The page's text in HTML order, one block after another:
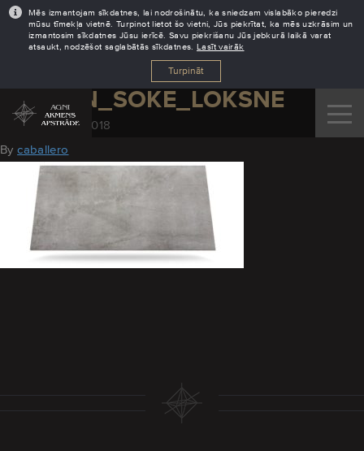
Mēs izmantojam sīkdatnes, lai nodrošinātu, ka sniedzam vislabāko pieredzi
mūsu tīmekļa vietnē. Turpinot lietot šo vietni, Jūs piekrītat, ka mēs uzkrāsim un
izmantosim sīkdatnes Jūsu ierīcē. Savu piekrišanu Jūs jebkurā laikā varat
atsaukt, nodzēšot saglabātās sīkdatnes. Lasīt vairāk
Turpināt
DEKTON_SOKE_LOKSNE
November 29, 2018
Bycaballero